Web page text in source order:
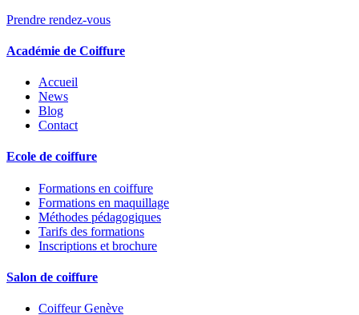
Prendre rendez-vous
Académie de Coiffure
Accueil
News
Blog
Contact
Ecole de coiffure
Formations en coiffure
Formations en maquillage
Méthodes pédagogiques
Tarifs des formations
Inscriptions et brochure
Salon de coiffure
Coiffeur Genève